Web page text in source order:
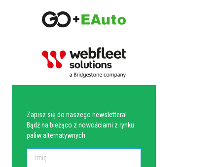
Zapisz się do naszego newslettera!
Bądź na bieżąco z nowościami z rynku
paliw alternatywnych